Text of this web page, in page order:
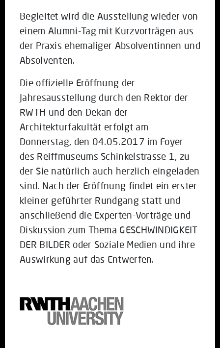
Begleitet wird die Ausstellung wieder von
einem Alumni-Tag mit Kurzvorträgen aus
der Praxis ehemaliger Absolventinnen und
Absolventen.
Die offizielle Eröffnung der
Jahresausstellung durch den Rektor der
RWTH und den Dekan der
Architekturfakultät erfolgt am
Donnerstag, den 04.05.2017 im Foyer
des Reiffmuseums Schinkelstrasse 1, zu
der Sie natürlich auch herzlich eingeladen
sind. Nach der Eröffnung findet ein erster
kleiner geführter Rundgang statt und
anschließend die Experten-Vorträge und
Diskussion zum Thema GESCHWINDIGKEIT
DER BILDER oder Soziale Medien und ihre
Auswirkung auf das Entwerfen.